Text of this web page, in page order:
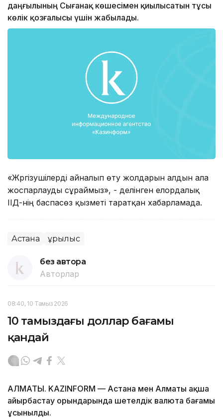
даңғылының Сығанақ көшесімен қиылысатын тұсы
көлік қозғалысы үшін жабылады.
«Жүргізушілерді айналып өту жолдарын алдын ала
жоспарлауды сұраймыз», - делінген елордалық
ІІД-нің баспасөз қызметі таратқан хабарламада.
Астана Құрылыс
без автора
Авторлар
08:40, 10 Тамыз 2026
10 тамыздағы доллар бағамы
қандай
АЛМАТЫ. KAZINFORM — Астана мен Алматы ақша
айырбастау орындарында шетелдік валюта бағамы
ұсынылды.